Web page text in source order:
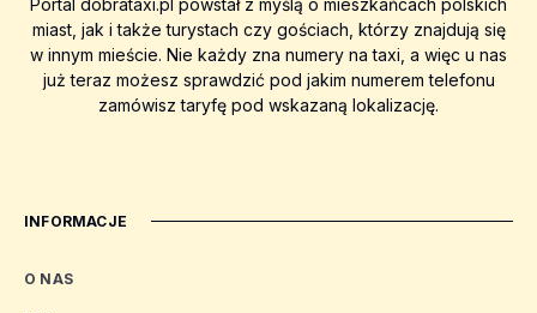
miast, jak i także turystach czy gościach, którzy znajdują się
w innym mieście. Nie każdy zna numery na taxi, a więc u nas
już teraz możesz sprawdzić pod jakim numerem telefonu
zamówisz taryfę pod wskazaną lokalizację.
INFORMACJE
O NAS